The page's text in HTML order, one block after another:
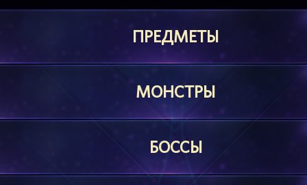
ПРЕДМЕТЫ
МОНСТРЫ
БОССЫ